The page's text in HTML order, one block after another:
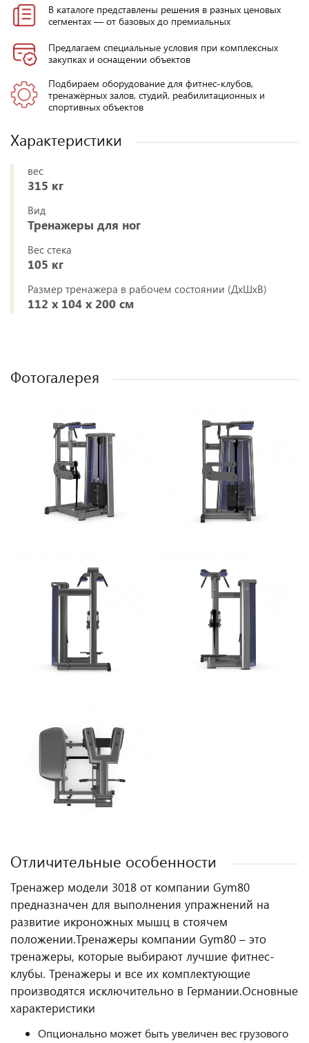
В каталоге представлены решения в разных ценовых
сегментах — от базовых до премиальных
Предлагаем специальные условия при комплексных
закупках и оснащении объектов
Подбираем оборудование для фитнес-клубов,
тренажёрных залов, студий, реабилитационных и
спортивных объектов
Характеристики
вес
315 кг
Вид
Тренажеры для ног
Вес стека
105 кг
Размер тренажера в рабочем состоянии (ДхШхВ)
112 х 104 х 200 см
Фотогалерея
Отличительные особенности
Тренажер модели 3018 от компании Gym80
предназначен для выполнения упражнений на
развитие икроножных мышц в стоячем
положении.Тренажеры компании Gym80 – это
тренажеры, которые выбирают лучшие фитнес-
клубы. Тренажеры и все их комплектующие
производятся исключительно в Германии.Основные
характеристики
Опционально может быть увеличен вес грузового